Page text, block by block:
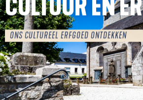
CULTUUR EN
ONS CULTUREEL ERFGOED ONTDEKKEN